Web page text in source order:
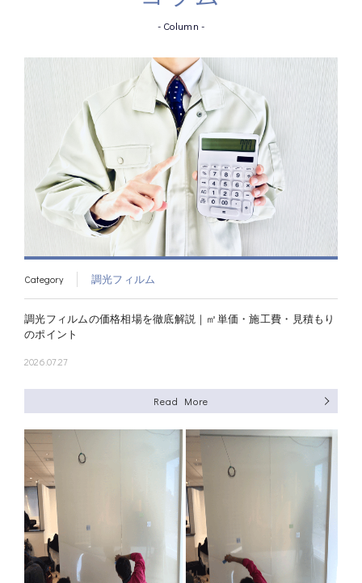
- Column -
Category 調光フィルム
調光フィルムの価格相場を徹底解説｜㎡単価・施工費・見積もり
のポイント
2026.07.27
Read More